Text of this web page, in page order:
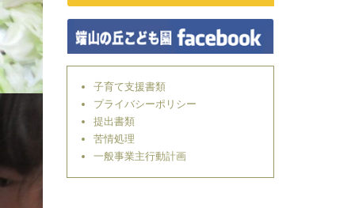
子育て支援書類
プライバシーポリシー
提出書類
苦情処理
一般事業主行動計画